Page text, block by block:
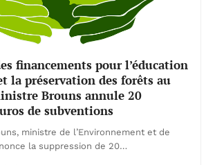
financements pour l’éducation
la préservation des forêts au
Brouns annule 20
de subventions
ministre de l’Environnement et de
la suppression de 20…